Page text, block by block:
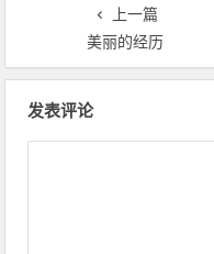
上一篇
美丽的经历
发表评论